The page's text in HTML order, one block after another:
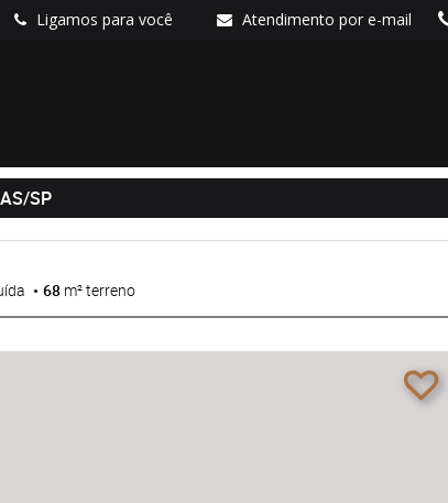
Ligamos para você Atendimento por e-mail
SP
68 m² terreno